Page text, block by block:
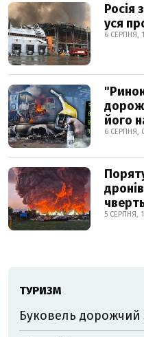
Росія
уся
6 СЕРПНЯ,
його
6 СЕРПНЯ,
5 СЕРПНЯ,
ТУРИЗМ
Буковель дорожчий